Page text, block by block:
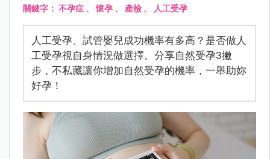
關鍵字： 不孕症、懷孕、 產檢、 人工受孕
人工受孕、試管嬰兒成功機率有多高？是否做人
工受孕視自身情況做選擇。分享自然受孕3撇
步，不私藏讓你增加自然受孕的機率，一舉助妳
好孕！